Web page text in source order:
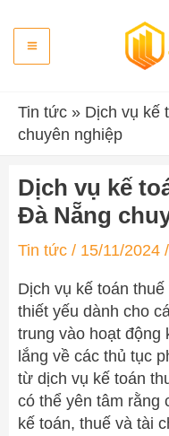
content
Main
Menu
Tin tức » Dịch vụ kế
chuyên nghiệp
Dịch vụ kế
Đà Nẵng
Tin tức/ 15/11/2024 /
Dịch vụ kế toán
thiết yếu dành cho
trung vào hoạt động
lắng về các thủ tục
từ dịch vụ kế toán
có thể yên tâm rằng
kế toán, thuế và tài